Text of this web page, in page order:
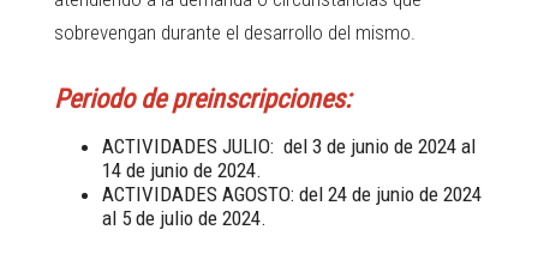
sobrevengan durante el desarrollo del mismo.
Periodo de preinscripciones:
ACTIVIDADES JULIO: del 3 de junio de 2024 al
14 de junio de 2024.
ACTIVIDADES AGOSTO: del 24 de junio de 2024
al 5 de julio de 2024.